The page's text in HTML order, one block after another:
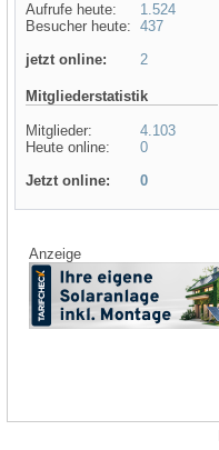
Aufrufe heute:
Besucher heute:
jetzt online:
1.524
437
2
Mitgliederstatistik
Mitglieder:
Heute online:
4.103
0
Jetzt online:
0
Anzeige